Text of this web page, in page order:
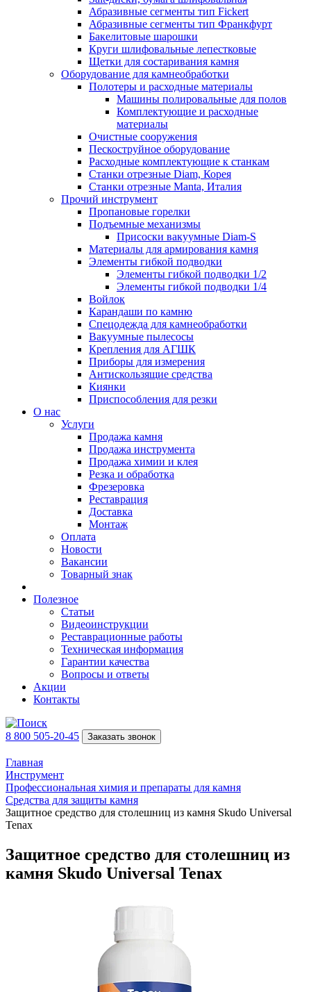
Абразивные сегменты тип Fickert
Абразивные сегменты тип Франкфурт
Бакелитовые шарошки
Круги шлифовальные лепестковые
Щетки для состаривания камня
Оборудование для камнеобработки
Полотеры и расходные материалы
Машины полировальные для полов
Комплектующие и расходные
материалы
Очистные сооружения
Пескоструйное оборудование
Расходные комплектующие к станкам
Станки отрезные Diam, Корея
Станки отрезные Manta, Италия
Прочий инструмент
Пропановые горелки
Подъeмные механизмы
Присоски вакуумные Diam-S
Материалы для армирования камня
Элементы гибкой подводки
Элементы гибкой подводки 1/2
Элементы гибкой подводки 1/4
Войлок
Карандаши по камню
Спецодежда для камнеобработки
Вакуумные пылесосы
Крепления для АГШК
Приборы для измерения
Антискользящие средства
Киянки
Приспособления для резки
О нас
Услуги
Продажа камня
Продажа инструмента
Продажа химии и клея
Резка и обработка
Фрезеровка
Реставрация
Доставка
Монтаж
Оплата
Новости
Вакансии
Товарный знак
Полезное
Статьи
Видеоинструкции
Реставрационные работы
Техническая информация
Гарантии качества
Вопросы и ответы
Акции
Контакты
8 800 505-20-45 Заказать звонок
Главная
Инструмент
Профессиональная химия и препараты для камня
Средства для защиты камня
Защитное средство для столешниц из камня Skudo Universal
Tenax
Защитное средство для столешниц из
камня Skudo Universal Tenax